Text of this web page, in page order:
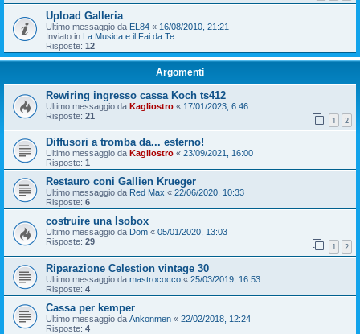
Upload Galleria
Ultimo messaggio da EL84 « 16/08/2010, 21:21
Inviato in La Musica e il Fai da Te
Risposte: 12
Argomenti
Rewiring ingresso cassa Koch ts412
Ultimo messaggio da Kagliostro « 17/01/2023, 6:46
Risposte: 21 1 2
Diffusori a tromba da... esterno!
Ultimo messaggio da Kagliostro « 23/09/2021, 16:00
Risposte: 1
Restauro coni Gallien Krueger
Ultimo messaggio da Red Max « 22/06/2020, 10:33
Risposte: 6
costruire una Isobox
Ultimo messaggio da Dom « 05/01/2020, 13:03
Risposte: 29 1 2
Riparazione Celestion vintage 30
Ultimo messaggio da mastrococco « 25/03/2019, 16:53
Risposte: 4
Cassa per kemper
Ultimo messaggio da Ankonmen « 22/02/2018, 12:24
Risposte: 4